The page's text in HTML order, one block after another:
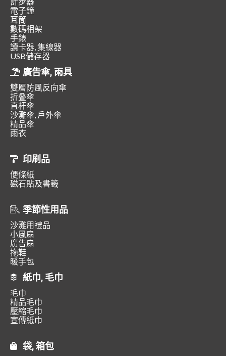
電子鐘
耳筒
數碼相架
手錶
讀卡器, 集線器
USB儲存器
廣告傘, 雨具
雙層防風反向傘
折叠傘
直杆傘
沙灘傘, 戶外傘
精品傘
雨衣
印刷品
便條紙
磁石貼及書籤
季節性用品
沙灘用禮品
小風扇
廣告扇
拖鞋
暖手包
紙巾, 毛巾
毛巾
精品毛巾
壓縮毛巾
宣傳紙巾
袋, 箱包